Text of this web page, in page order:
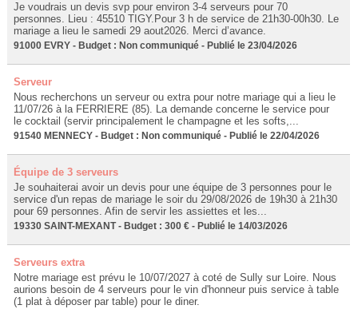
Je voudrais un devis svp pour environ 3-4 serveurs pour 70
personnes. Lieu : 45510 TIGY.Pour 3 h de service de 21h30-00h30. Le
mariage a lieu le samedi 29 aout2026. Merci d’avance.
91000 EVRY - Budget : Non communiqué - Publié le 23/04/2026
Serveur
Nous recherchons un serveur ou extra pour notre mariage qui a lieu le
11/07/26 à la FERRIERE (85). La demande concerne le service pour
le cocktail (servir principalement le champagne et les softs,...
91540 MENNECY - Budget : Non communiqué - Publié le 22/04/2026
Équipe de 3 serveurs
Je souhaiterai avoir un devis pour une équipe de 3 personnes pour le
service d'un repas de mariage le soir du 29/08/2026 de 19h30 à 21h30
pour 69 personnes. Afin de servir les assiettes et les...
19330 SAINT-MEXANT - Budget : 300 € - Publié le 14/03/2026
Serveurs extra
Notre mariage est prévu le 10/07/2027 à coté de Sully sur Loire. Nous
aurions besoin de 4 serveurs pour le vin d'honneur puis service à table
(1 plat à déposer par table) pour le diner.